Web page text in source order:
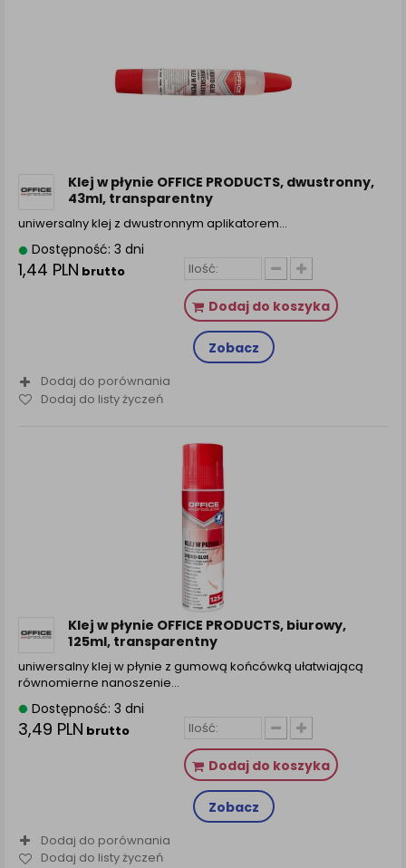
Klej w płynie OFFICE PRODUCTS, dwustronny,
43ml, transparentny
uniwersalny klej z dwustronnym aplikatorem…
Dostępność: 3 dni
1,44 PLN brutto
Dodaj do koszyka
Zobacz
Dodaj do porównania
Dodaj do listy życzeń
Klej w płynie OFFICE PRODUCTS, biurowy,
125ml, transparentny
uniwersalny klej w płynie z gumową końcówką ułatwiającą
równomierne nanoszenie…
Dostępność: 3 dni
3,49 PLN brutto
Dodaj do koszyka
Zobacz
Dodaj do porównania
Dodaj do listy życzeń